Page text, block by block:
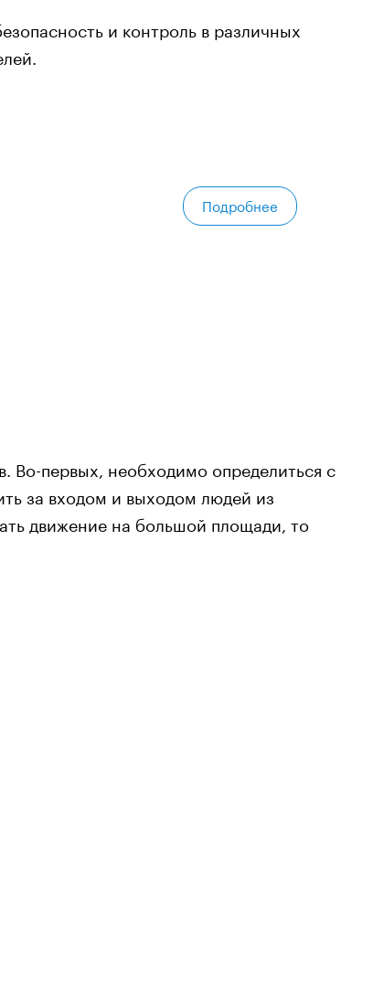
и контроль в различных
Подробнее
Во-первых, необходимо определиться с
за входом и выходом людей из
движение на большой площади, то